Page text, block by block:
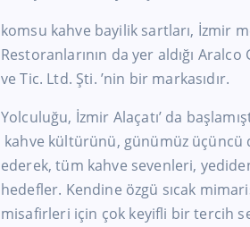
komsu kahve bayilik sartları, İzmir
Restoranlarının da yer aldığı
ve Tic. Ltd. Şti. ’nin bir markasıdır.
Yolculuğu, İzmir Alaçatı’ da
kahve kültürünü, günümüz
ederek, tüm kahve sevenleri,
hedefler. Kendine özgü sıcak
misafirleri için çok keyifli bir tercih